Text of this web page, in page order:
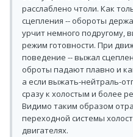
расслаблено чтоли. Как
сцепления -- обороты
урчит немного подругому,
режим готовности. При
поведение -- выжал
оброты падают плавно и
а если выжать-нейтраль-
сразу к холостым и более
Видимо таким образом
переходной системы
двигателях.